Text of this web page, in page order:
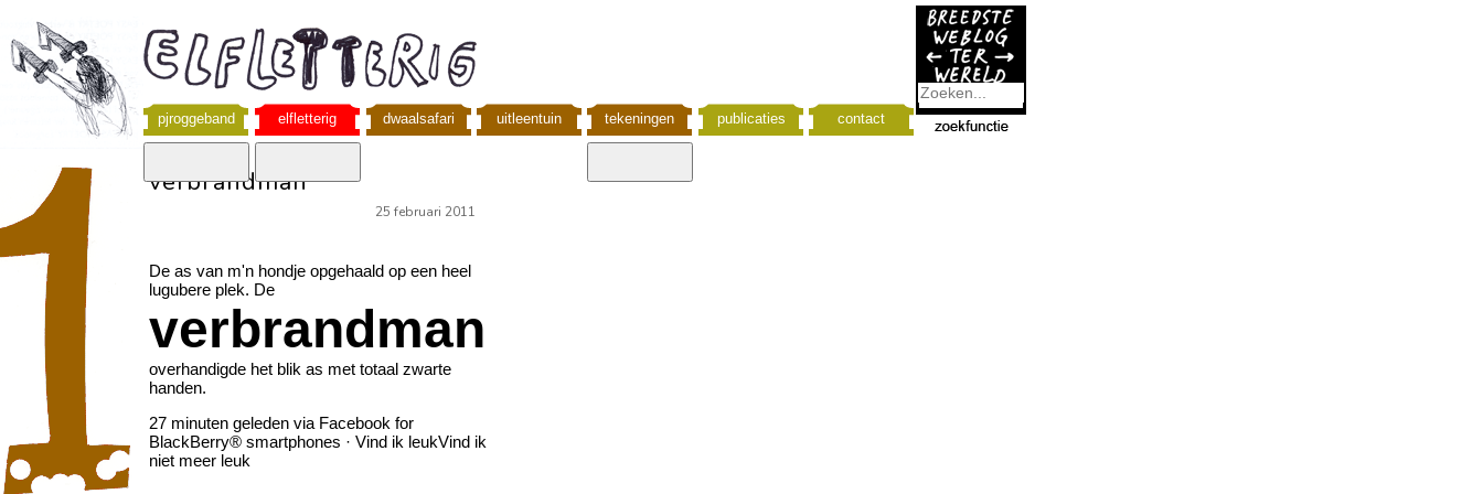
pjroggeband elfletterig dwaalsafari uitleentuin tekeningen publicaties contact
verbrandman
25 februari 2011
De as van m'n hondje opgehaald op een heel
lugubere plek. De
verbrandman
overhandigde het blik as met totaal zwarte
handen.
27 minuten geleden via Facebook for
BlackBerry® smartphones · Vind ik leukVind ik
niet meer leuk